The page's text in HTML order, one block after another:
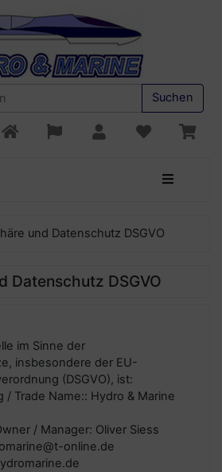
Suchen
und Datenschutz DSGVO
Datenschutz DSGVO
im Sinne der
insbesondere der EU-
(DSGVO), ist:
/ Trade Name:: Hydro & Marine
/ Manager: Oliver Siess
online.de